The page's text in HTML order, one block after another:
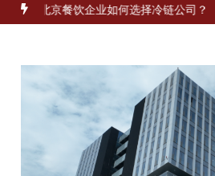
北京餐饮企业如何选择冷链公司？ 上